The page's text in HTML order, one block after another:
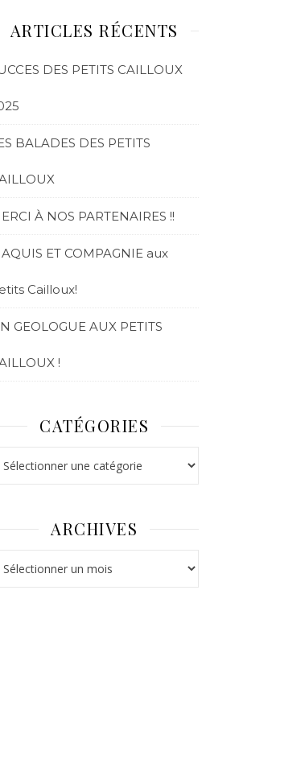
ARTICLES RÉCENTS
DES PETITS CAILLOUX
BALADES DES PETITS
À NOS PARTENAIRES !!
ET COMPAGNIE aux
Cailloux!
GEOLOGUE AUX PETITS
!
CATÉGORIES
ARCHIVES